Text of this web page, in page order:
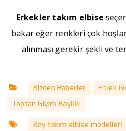
Erkekler takım elbise
bakar eğer renkleri çok
alınması gerekir şekli ve
Bizden Haberler
Erkek
Toptan Giyim Bayilik
Bay takım elbise modelleri